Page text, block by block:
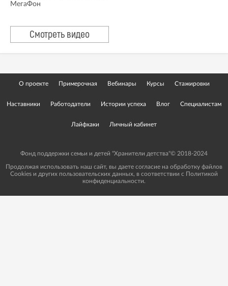
МегаФон
Смотреть видео
О проекте Примерочная Вебинары Курсы Стажировки
Наставники Работодатели Истории успеха Влог Специалистам
Лайфхаки Личный кабинет
Фонд поддержки семьи и детей "Хранители детства"© 2018-2024
Продолжая использовать наш сайт, вы даете согласие на обработку файлов
Cookies и других пользовательских данных, в соответствии с Политикой
конфиденциальности.